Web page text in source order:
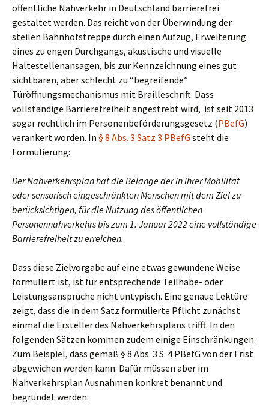
öffentliche Nahverkehr in Deutschland barrierefrei
gestaltet werden. Das reicht von der Überwindung der
steilen Bahnhofstreppe durch einen Aufzug, Erweiterung
eines zu engen Durchgangs, akustische und visuelle
Haltestellenansagen, bis zur Kennzeichnung eines gut
sichtbaren, aber schlecht zu “begreifende”
Türöffnungsmechanismus mit Brailleschrift. Dass
vollständige Barrierefreiheit angestrebt wird, ist seit 2013
sogar rechtlich im Personenbeförderungsgesetz (PBefG)
verankert worden. In § 8 Abs. 3 Satz 3 PBefG steht die
Formulierung:
Der Nahverkehrsplan hat die Belange der in ihrer Mobilität
oder sensorisch eingeschränkten Menschen mit dem Ziel zu
berücksichtigen, für die Nutzung des öffentlichen
Personennahverkehrs bis zum 1. Januar 2022 eine vollständige
Barrierefreiheit zu erreichen.
Dass diese Zielvorgabe auf eine etwas gewundene Weise
formuliert ist, ist für entsprechende Teilhabe- oder
Leistungsansprüche nicht untypisch. Eine genaue Lektüre
zeigt, dass die in dem Satz formulierte Pflicht zunächst
einmal die Ersteller des Nahverkehrsplans trifft. In den
folgenden Sätzen kommen zudem einige Einschränkungen.
Zum Beispiel, dass gemäß § 8 Abs. 3 S. 4 PBefG von der Frist
abgewichen werden kann. Dafür müssen aber im
Nahverkehrsplan Ausnahmen konkret benannt und
begründet werden.